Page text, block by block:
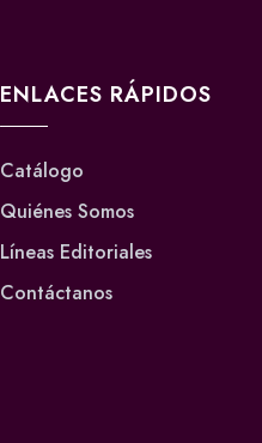
ENLACES RÁPIDOS
Catálogo
Quiénes Somos
Líneas Editoriales
Contáctanos